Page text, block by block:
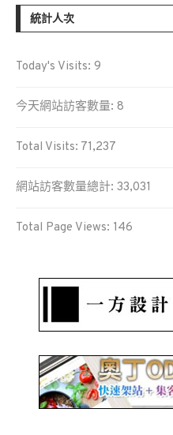
統計人次
Today's Visits: 9
今天網站訪客數量: 8
Total Visits: 71,237
網站訪客數量總計: 33,031
Total Page Views: 146